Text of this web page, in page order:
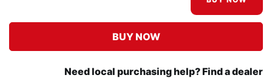
BUY NOW
Need local purchasing help? Find a dealer